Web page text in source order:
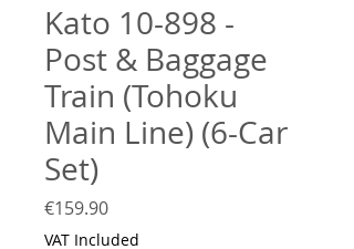
Kato 10-898 -
Post & Baggage
Train (Tohoku
Main Line) (6-Car
Set)
€159.90Price
VAT Included